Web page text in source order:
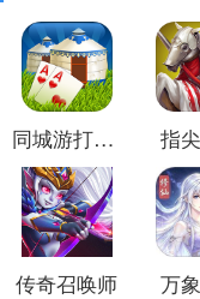
同城游打大尖 指
传奇召唤师 万